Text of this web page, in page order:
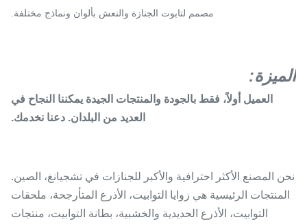
مصمم لتابوت الجنازة والنعش بألوان ونماذج مختلفة.
الميزة:
العميل أولاً، فقط بالجودة والمنتجات الجيدة يمكننا النجاح في
العديد من البلدان. دعنا نخدمك.
نحن المصنع الأكثر احترافية والأكبر للجنازات في تشجيانغ، الصين.
المنتجات الرئيسية هي زوايا التوابيت، الأذرع المتأرجحة، ملحقات
التوابيت، الأذرع الحديدية والخشبية، بطانة التوابيت، منتجات